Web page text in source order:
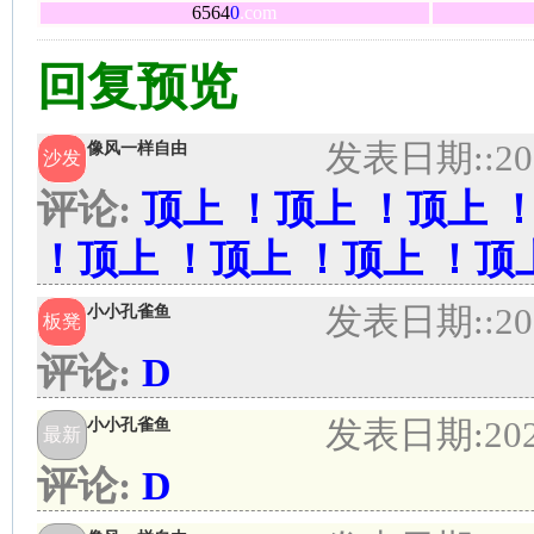
65640.com
回复预览
沙发 像风一样自由 发表日期:
评论: 顶上 ！顶上 ！顶上
！顶上 ！顶上 ！顶上 ！顶
板凳 小小孔雀鱼 发表日期:
评论: D
最新 小小孔雀鱼 发表日期:
评论: D